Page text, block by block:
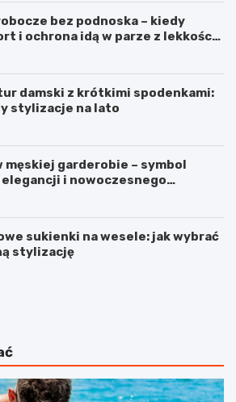
bez podnoska – kiedy
i ochrona idą w parze z lekkością
damski z krótkimi spodenkami:
stylizacje na lato
męskiej garderobie – symbol
i nowoczesnego
sukienki na wesele: jak wybrać
stylizację